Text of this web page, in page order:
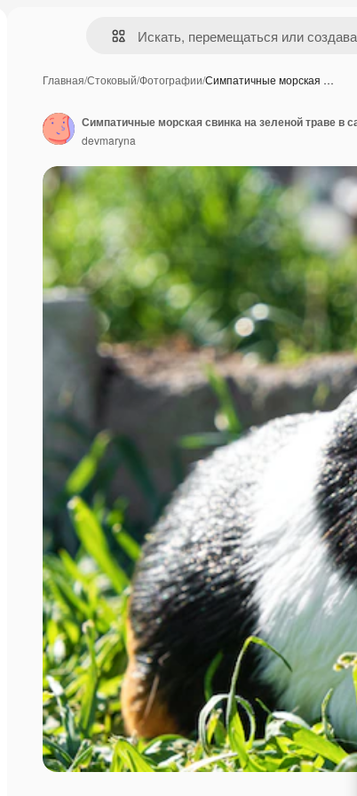
Главная/Стоковый/Фотографии/Симпатичные морская …
Симпатичные морская свинка на зеленой траве в
devmaryna